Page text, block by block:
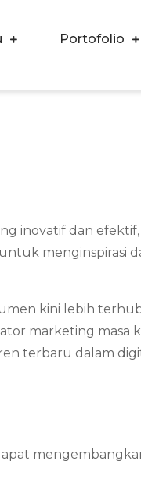
Portofolio
inovatif dan
menginspirasi
kini lebih
marketing masa
terbaru dalam